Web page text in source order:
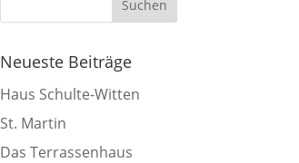
Neueste Beiträge
Haus Schulte-Witten
St. Martin
Das Terrassenhaus